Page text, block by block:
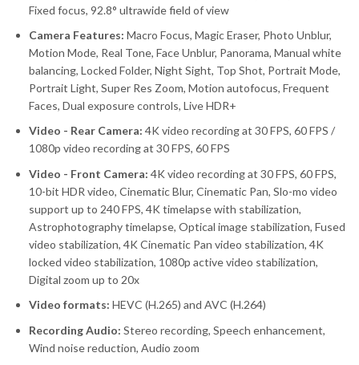
Fixed focus, 92.8° ultrawide field of view
Camera Features: Macro Focus, Magic Eraser, Photo Unblur,
Motion Mode, Real Tone, Face Unblur, Panorama, Manual white
balancing, Locked Folder, Night Sight, Top Shot, Portrait Mode,
Portrait Light, Super Res Zoom, Motion autofocus, Frequent
Faces, Dual exposure controls, Live HDR+
Video - Rear Camera: 4K video recording at 30 FPS, 60 FPS /
1080p video recording at 30 FPS, 60 FPS
Video - Front Camera: 4K video recording at 30 FPS, 60 FPS,
10-bit HDR video, Cinematic Blur, Cinematic Pan, Slo-mo video
support up to 240 FPS, 4K timelapse with stabilization,
Astrophotography timelapse, Optical image stabilization, Fused
video stabilization, 4K Cinematic Pan video stabilization, 4K
locked video stabilization, 1080p active video stabilization,
Digital zoom up to 20x
Video formats: HEVC (H.265) and AVC (H.264)
Recording Audio: Stereo recording, Speech enhancement,
Wind noise reduction, Audio zoom